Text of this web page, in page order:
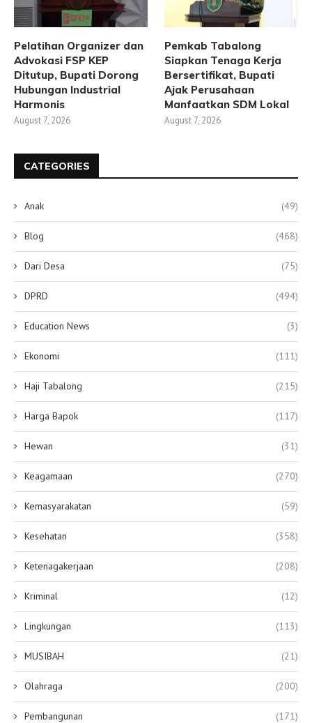
Pelatihan Organizer dan
Advokasi FSP KEP
Ditutup, Bupati Dorong
Hubungan Industrial
Harmonis
August 7, 2026
Pemkab Tabalong
Siapkan Tenaga Kerja
Bersertifikat, Bupati
Ajak Perusahaan
Manfaatkan SDM Lokal
August 7, 2026
CATEGORIES
Anak (49)
Blog (468)
Dari Desa (75)
DPRD (494)
Education News (3)
Ekonomi (111)
Haji Tabalong (215)
Harga Bapok (117)
Hewan (31)
Keagamaan (270)
Kemasyarakatan (59)
Kesehatan (358)
Ketenagakerjaan (208)
Kriminal (12)
Lingkungan (113)
MUSIBAH (21)
Olahraga (200)
Pembangunan (171)